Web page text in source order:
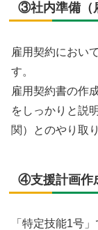
③社内準備（
雇用契約におい
す。
雇用契約書の作
をしっかりと説
関）とのやり取
④支援計画作
「特定技能1号